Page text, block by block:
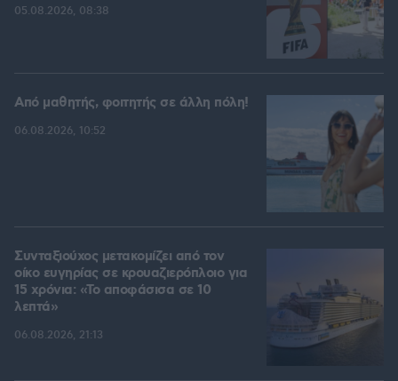
05.08.2026, 08:38
Από μαθητής, φοιτητής σε άλλη πόλη!
06.08.2026, 10:52
Συνταξιούχος μετακομίζει από τον
οίκο ευγηρίας σε κρουαζιερόπλοιο για
15 χρόνια: «Το αποφάσισα σε 10
λεπτά»
06.08.2026, 21:13